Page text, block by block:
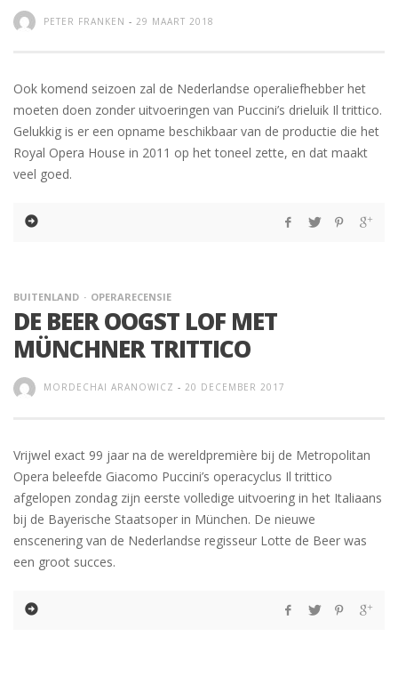
PETER FRANKEN - 29 MAART 2018
Ook komend seizoen zal de Nederlandse operaliefhebber het
moeten doen zonder uitvoeringen van Puccini’s drieluik Il trittico.
Gelukkig is er een opname beschikbaar van de productie die het
Royal Opera House in 2011 op het toneel zette, en dat maakt
veel goed.
BUITENLAND OPERARECENSIE
DE BEER OOGST LOF MET
MÜNCHNER TRITTICO
MORDECHAI ARANOWICZ - 20 DECEMBER 2017
Vrijwel exact 99 jaar na de wereldpremière bij de Metropolitan
Opera beleefde Giacomo Puccini’s operacyclus Il trittico
afgelopen zondag zijn eerste volledige uitvoering in het Italiaans
bij de Bayerische Staatsoper in München. De nieuwe
enscenering van de Nederlandse regisseur Lotte de Beer was
een groot succes.